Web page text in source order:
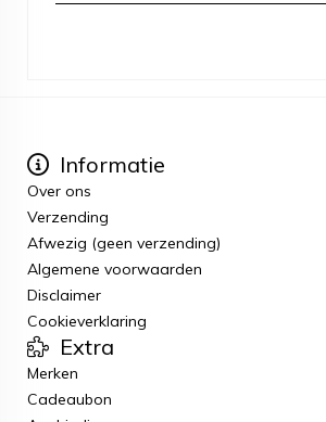
Informatie
Over ons
Verzending
Afwezig (geen verzending)
Algemene voorwaarden
Disclaimer
Cookieverklaring
Extra
Merken
Cadeaubon